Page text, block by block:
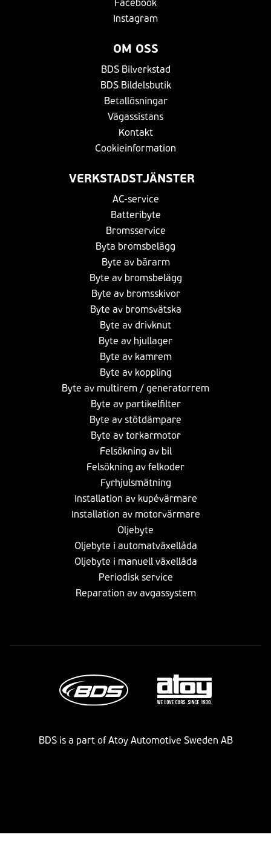
Facebook
Instagram
OM OSS
BDS Bilverkstad
BDS Bildelsbutik
Betallösningar
Vägassistans
Kontakt
Cookieinformation
VERKSTADSTJÄNSTER
AC-service
Batteribyte
Bromsservice
Byta bromsbelägg
Byte av bärarm
Byte av bromsbelägg
Byte av bromsskivor
Byte av bromsvätska
Byte av drivknut
Byte av hjullager
Byte av kamrem
Byte av koppling
Byte av multirem / generatorrem
Byte av partikelfilter
Byte av stötdämpare
Byte av torkarmotor
Felsökning av bil
Felsökning av felkoder
Fyrhjulsmätning
Installation av kupévärmare
Installation av motorvärmare
Oljebyte
Oljebyte i automatväxellåda
Oljebyte i manuell växellåda
Periodisk service
Reparation av avgassystem
BDS is a part of Atoy Automotive Sweden AB